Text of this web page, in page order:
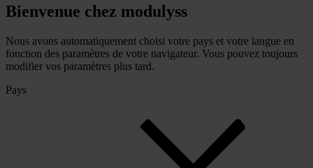
Bienvenue chez modulyss
Nous avons automatiquement choisi votre pays et votre langue en
fonction des paramètres de votre navigateur. Vous pouvez toujours
modifier vos paramètres plus tard.
Pays